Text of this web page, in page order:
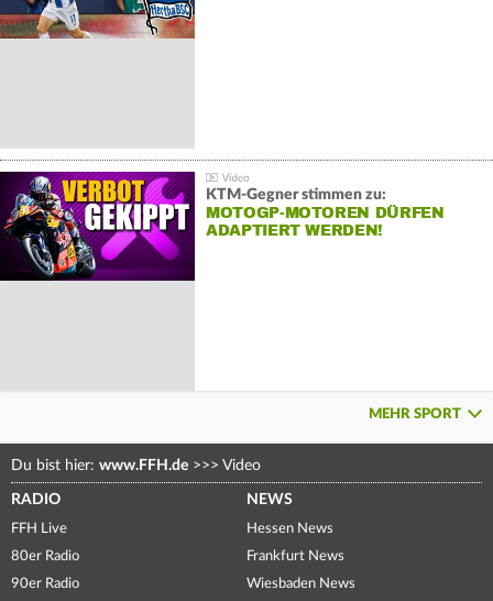
KTM-Gegner stimmen zu:
MOTOGP-MOTOREN DÜRFEN
ADAPTIERT WERDEN!
MEHR SPORT
Du bist hier: www.FFH.de >>> Video
RADIO
FFH Live
80er Radio
90er Radio
NEWS
Hessen News
Frankfurt News
Wiesbaden News